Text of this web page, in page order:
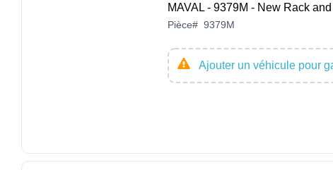
MAVAL - 9379M - New Rack
Pièce# 9379M
Ajouter un véhicule pour